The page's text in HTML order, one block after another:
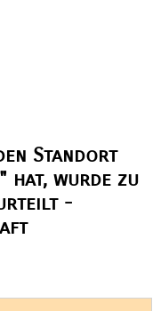
Standort
hat, wurde zu
-